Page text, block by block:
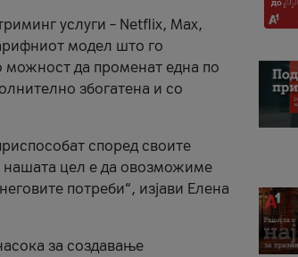
услуги – Netflix, Max,
модел што го
можност да променат една по
збогатена и со
според своите
нашата цел е да овозможиме
потреби“, изјави Елена
за создавање